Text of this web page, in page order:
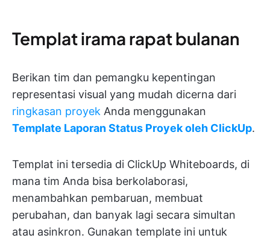
Templat irama rapat bulanan
Berikan tim dan pemangku kepentingan
representasi visual yang mudah dicerna dari
ringkasan proyek Anda menggunakan
Template Laporan Status Proyek oleh ClickUp.
Templat ini tersedia di ClickUp Whiteboards, di
mana tim Anda bisa berkolaborasi,
menambahkan pembaruan, membuat
perubahan, dan banyak lagi secara simultan
atau asinkron. Gunakan template ini untuk